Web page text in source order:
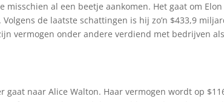
al een beetje aankomen. Het gaat om Elon
de laatste schattingen is hij zo’n $433,9
vermogen onder andere verdiend met bedrijven als
naar Alice Walton. Haar vermogen wordt op